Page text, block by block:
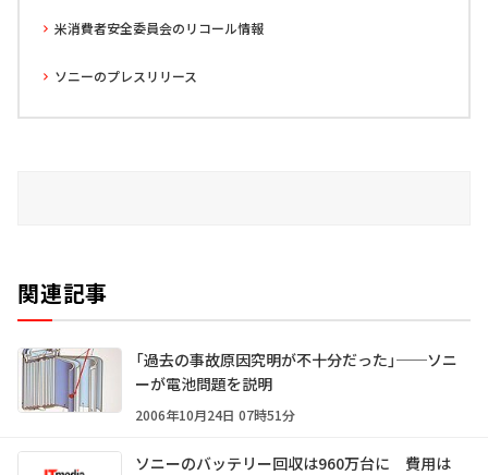
米消費者安全委員会のリコール情報
ソニーのプレスリリース
関連記事
「過去の事故原因究明が不十分だった」──ソニ
ーが電池問題を説明
2006年10月24日 07時51分
ソニーのバッテリー回収は960万台に 費用は